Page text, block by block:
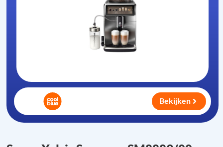
Bekijken